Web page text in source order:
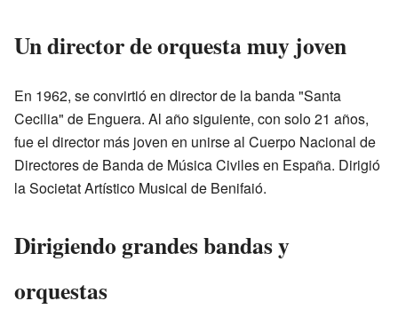
Un director de orquesta muy joven
En 1962, se convirtió en director de la banda "Santa
Cecilia" de Enguera. Al año siguiente, con solo 21 años,
fue el director más joven en unirse al Cuerpo Nacional de
Directores de Banda de Música Civiles en España. Dirigió
la Societat Artístico Musical de Benifaió.
Dirigiendo grandes bandas y
orquestas